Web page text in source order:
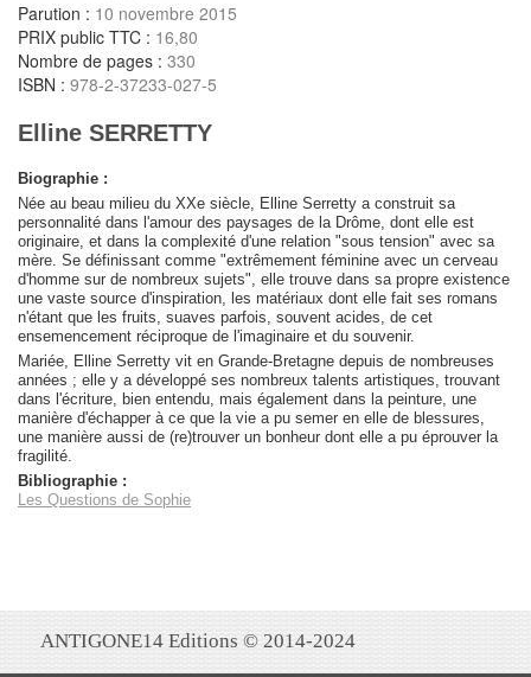
Parution : 10 novembre 2015
PRIX public TTC : 16,80
Nombre de pages : 330
ISBN : 978-2-37233-027-5
Elline SERRETTY
Biographie :
Née au beau milieu du XXe siècle, Elline Serretty a construit sa
personnalité dans l'amour des paysages de la Drôme, dont elle est
originaire, et dans la complexité d'une relation "sous tension" avec sa
mère. Se définissant comme "extrêmement féminine avec un cerveau
d'homme sur de nombreux sujets", elle trouve dans sa propre existence
une vaste source d'inspiration, les matériaux dont elle fait ses romans
n'étant que les fruits, suaves parfois, souvent acides, de cet
ensemencement réciproque de l'imaginaire et du souvenir.
Mariée, Elline Serretty vit en Grande-Bretagne depuis de nombreuses
années ; elle y a développé ses nombreux talents artistiques, trouvant
dans l'écriture, bien entendu, mais également dans la peinture, une
manière d'échapper à ce que la vie a pu semer en elle de blessures,
une manière aussi de (re)trouver un bonheur dont elle a pu éprouver la
fragilité.
Bibliographie :
Les Questions de Sophie
ANTIGONE14 Editions © 2014-2024